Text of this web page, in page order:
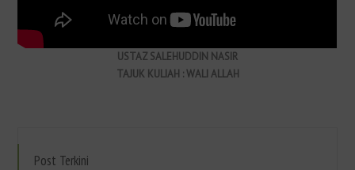
USTAZ SALEHUDDIN NASIR
TAJUK KULIAH : WALI ALLAH
Post Terkini